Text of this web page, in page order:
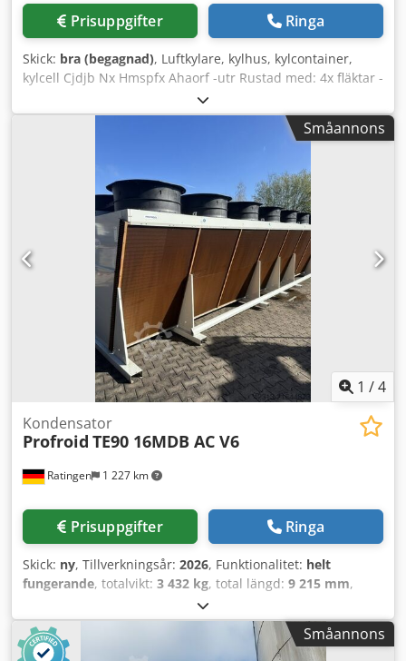
Prisuppgifter Ringa
Skick: bra (begagnad), Luftkylare, kylhus, kylcontainer,
kylcell Cjdjb Nx Hmspfx Ahaorf -utr Rustad med: 4x fläktar -
Kyleffekt: 70 kW -Luftflöde: 39.673 m³/h -Yta: 348 m² -
Lamellavstånd: 10 mm -Fläktdiameter: 500 mm -
Lamellavstånd: 10 mm -Hölje: av rostfritt stål -Dropptråg -
Småannons
1 /4
Ratingen 1 227 km
Kondensator
Profroid TE90 16MDB AC V6
Prisuppgifter Ringa
Skick: ny, Tillverkningsår: 2026, Funktionalitet: helt
fungerande, totalvikt: 3 432 kg, total längd: 9 215 mm,
, total bredd:
369 m³/h, kyleffekt:1 566 kW (2 129,16 hk), Ny Profroid
direktexpansionsförångare, luftkyld Kylkapacitet vid 40 °C
Småannons